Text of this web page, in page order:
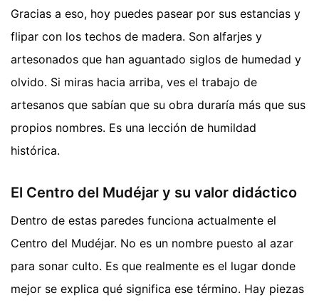
Gracias a eso, hoy puedes pasear por sus estancias y
flipar con los techos de madera. Son alfarjes y
artesonados que han aguantado siglos de humedad y
olvido. Si miras hacia arriba, ves el trabajo de
artesanos que sabían que su obra duraría más que sus
propios nombres. Es una lección de humildad
histórica.
El Centro del Mudéjar y su valor didáctico
Dentro de estas paredes funciona actualmente el
Centro del Mudéjar. No es un nombre puesto al azar
para sonar culto. Es que realmente es el lugar donde
mejor se explica qué significa ese término. Hay piezas